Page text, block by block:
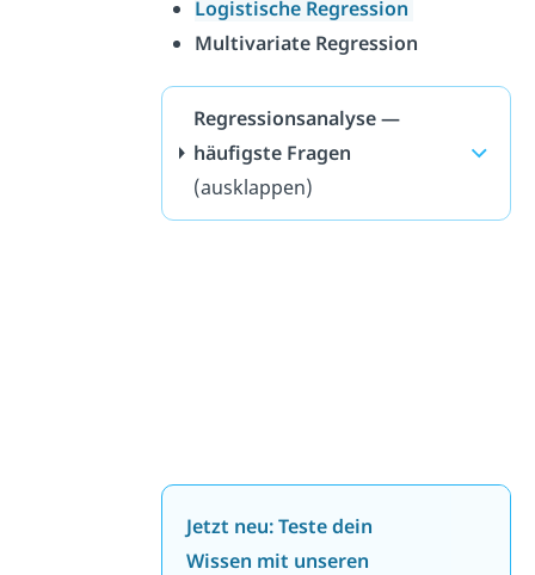
Logistische Regression
Multivariate Regression
Regressionsanalyse —
häufigste Fragen
(ausklappen)
Jetzt neu: Teste dein
Wissen mit unseren